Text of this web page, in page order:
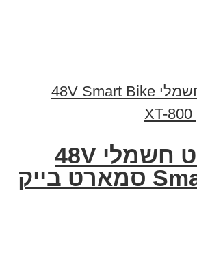
קורנקינט חשמלי 48V
Smart Bike סמארט בייק